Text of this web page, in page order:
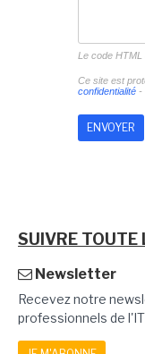
Le code HTML
Ce site est
confidentialité-
SUIVRE TOUTE
Newsletter
Recevez notre
professionnels de